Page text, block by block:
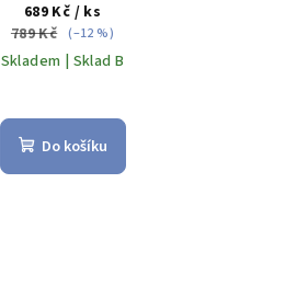
689 Kč / ks
789 Kč (–12 %)
Skladem | Sklad B
Do košíku